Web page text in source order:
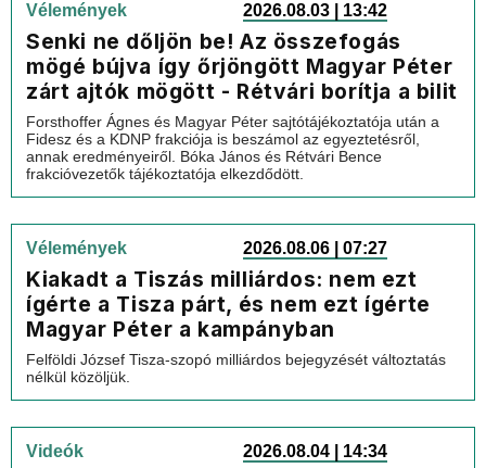
Vélemények 2026.08.03 | 13:42
Senki ne dőljön be! Az összefogás
mögé bújva így őrjöngött Magyar Péter
zárt ajtók mögött - Rétvári borítja a bilit
Forsthoffer Ágnes és Magyar Péter sajtótájékoztatója után a
Fidesz és a KDNP frakciója is beszámol az egyeztetésről,
annak eredményeiről. Bóka János és Rétvári Bence
frakcióvezetők tájékoztatója elkezdődött.
Vélemények 2026.08.06 | 07:27
Kiakadt a Tiszás milliárdos: nem ezt
ígérte a Tisza párt, és nem ezt ígérte
Magyar Péter a kampányban
Felföldi József Tisza-szopó milliárdos bejegyzését változtatás
nélkül közöljük.
Videók 2026.08.04 | 14:34